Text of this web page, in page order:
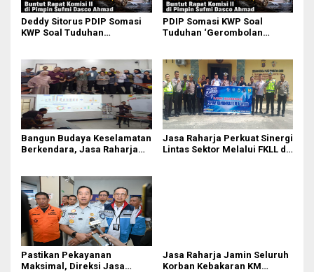
Deddy Sitorus PDIP Somasi
KWP Soal Tuduhan
Sufmi Dasco Ahmad
PDIP Somasi KWP Soal
Tuduhan ‘Gerombolan
Ahmad
Bangun Budaya Keselamatan
Berkendara, Jasa Raharja
Jasa Raharja Perkuat Sinergi
Lintas Sektor Melalui FKLL di
Pastikan Pekayanan
Maksimal, Direksi Jasa
Jasa Raharja Jamin Seluruh
Korban Kebakaran KM